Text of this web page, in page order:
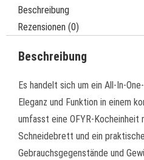
Beschreibung
Rezensionen (0)
Beschreibung
Es handelt sich um ein All-In-
Eleganz und Funktion in einem
umfasst eine OFYR-Kocheinheit
Schneidebrett und ein
Gebrauchsgegenstände und